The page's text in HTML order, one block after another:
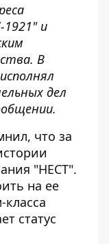
1921" и
В
дел
что за
"НЕСТ".
на ее
статус